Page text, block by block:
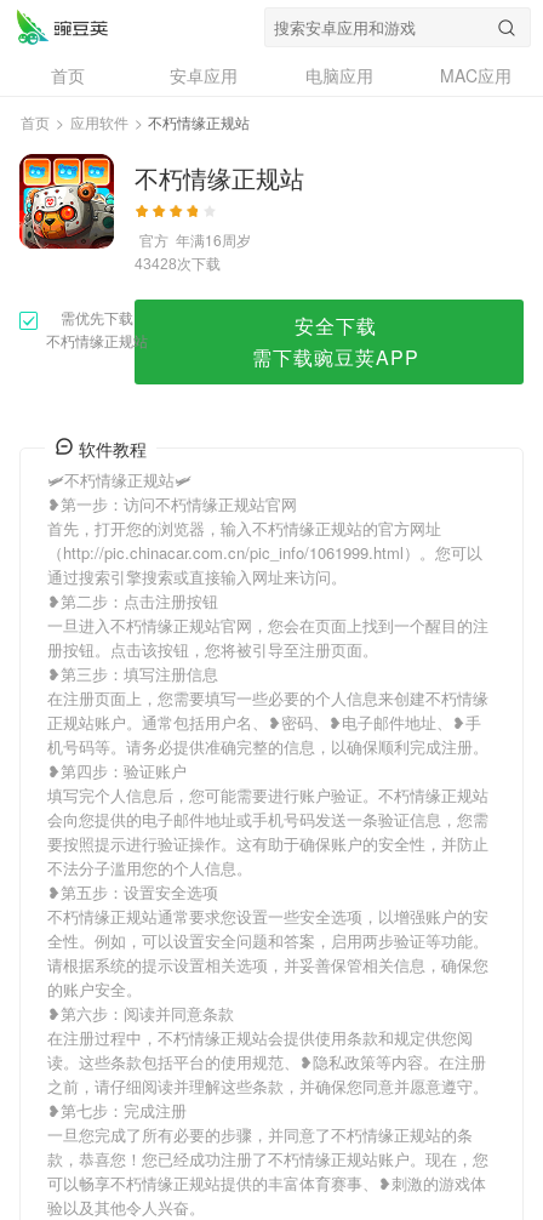
首页 安卓应用 电脑应用
MAC应用
资讯
专题
问答
首页 > 应用软件 > 不朽情缘正规站
不朽情缘正规站
官方 年满16周岁
43428次下载
需优先下载
不朽情缘正规站
安全下载
需下载豌豆荚APP
软件教程
🛩不朽情缘正规站🛩
❥第一步：访问不朽情缘正规站官网
首先，打开您的浏览器，输入不朽情缘正规站的官方网址
（http://pic.chinacar.com.cn/pic_info/1061999.html）。您可以
通过搜索引擎搜索或直接输入网址来访问。
❥第二步：点击注册按钮
一旦进入不朽情缘正规站官网，您会在页面上找到一个醒目的注
册按钮。点击该按钮，您将被引导至注册页面。
❥第三步：填写注册信息
在注册页面上，您需要填写一些必要的个人信息来创建不朽情缘
正规站账户。通常包括用户名、❥密码、❥电子邮件地址、❥手
机号码等。请务必提供准确完整的信息，以确保顺利完成注册。
❥第四步：验证账户
填写完个人信息后，您可能需要进行账户验证。不朽情缘正规站
会向您提供的电子邮件地址或手机号码发送一条验证信息，您需
要按照提示进行验证操作。这有助于确保账户的安全性，并防止
不法分子滥用您的个人信息。
❥第五步：设置安全选项
不朽情缘正规站通常要求您设置一些安全选项，以增强账户的安
全性。例如，可以设置安全问题和答案，启用两步验证等功能。
请根据系统的提示设置相关选项，并妥善保管相关信息，确保您
的账户安全。
❥第六步：阅读并同意条款
在注册过程中，不朽情缘正规站会提供使用条款和规定供您阅
读。这些条款包括平台的使用规范、❥隐私政策等内容。在注册
之前，请仔细阅读并理解这些条款，并确保您同意并愿意遵守。
❥第七步：完成注册
一旦您完成了所有必要的步骤，并同意了不朽情缘正规站的条
款，恭喜您！您已经成功注册了不朽情缘正规站账户。现在，您
可以畅享不朽情缘正规站提供的丰富体育赛事、❥刺激的游戏体
验以及其他令人兴奋。